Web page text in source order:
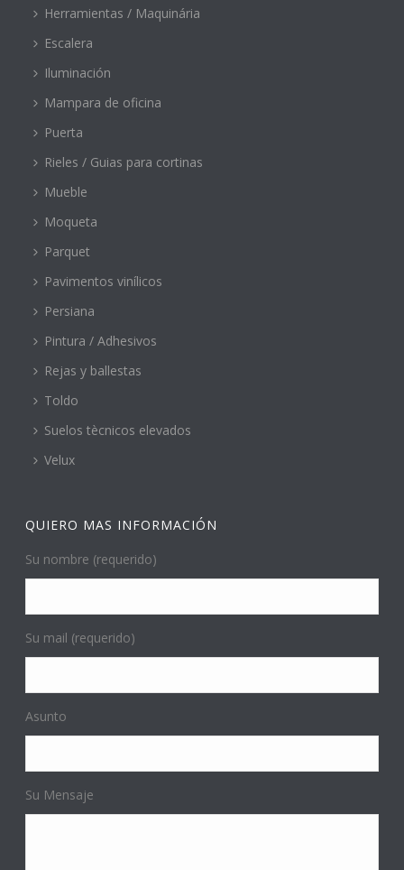
Herramientas / Maquinária
Escalera
Iluminación
Mampara de oficina
Puerta
Rieles / Guias para cortinas
Mueble
Moqueta
Parquet
Pavimentos vinílicos
Persiana
Pintura / Adhesivos
Rejas y ballestas
Toldo
Suelos tècnicos elevados
Velux
QUIERO MAS INFORMACIÓN
Su nombre (requerido)
Su mail (requerido)
Asunto
Su Mensaje